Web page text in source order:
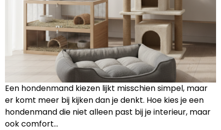
Een hondenmand kiezen lijkt misschien simpel, maar
er komt meer bij kijken dan je denkt. Hoe kies je een
hondenmand die niet alleen past bij je interieur, maar
ook comfort…